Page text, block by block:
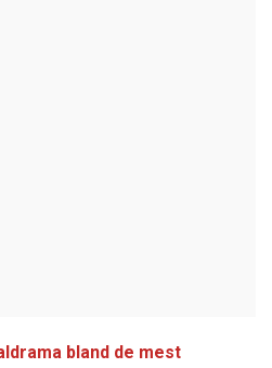
bland de mest